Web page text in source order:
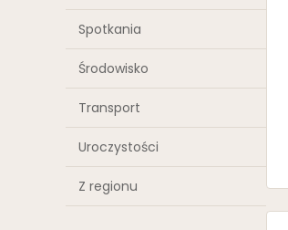
Spotkania
Środowisko
Transport
Uroczystości
Z regionu